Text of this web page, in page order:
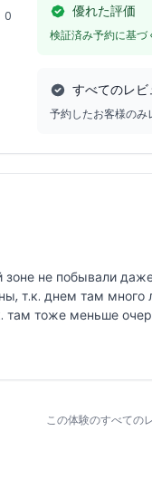
0 優れた評価
検証済み予約に基
すべてのレ
予約したお客様の
зоне не побывали
т.к. днем там
この体験のすべての